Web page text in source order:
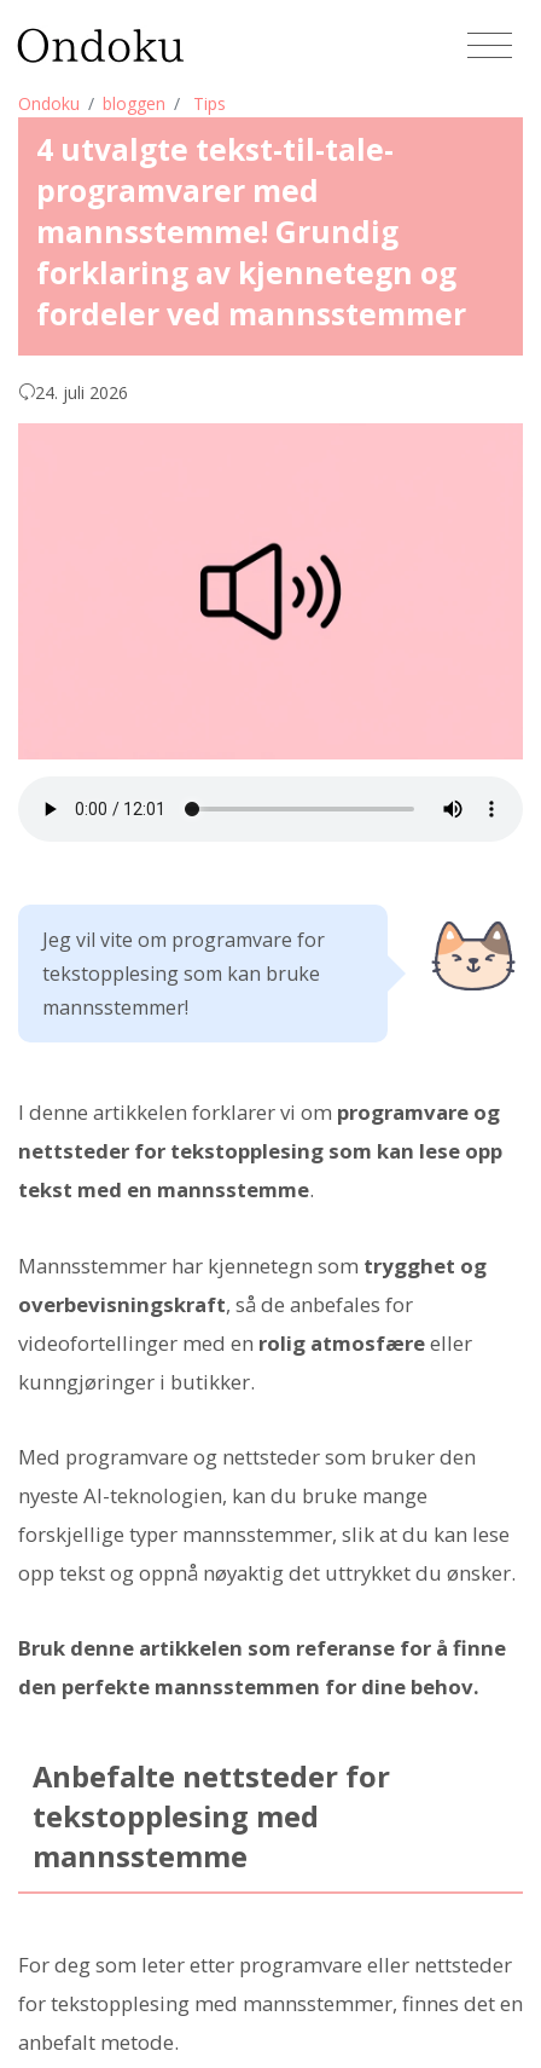
Ondoku bloggen Tips
4 utvalgte tekst-til-tale-
programvarer med
mannsstemme! Grundig
forklaring av kjennetegn og
fordeler ved mannsstemmer
24. juli 2026
Jeg vil vite om programvare for
tekstopplesing som kan bruke
mannsstemmer!
I denne artikkelen forklarer vi om programvare og
nettsteder for tekstopplesing som kan lese opp
tekst med en mannsstemme.
Mannsstemmer har kjennetegn som trygghet og
overbevisningskraft, så de anbefales for
videofortellinger med en rolig atmosfæreeller
kunngjøringer i butikker.
Med programvare og nettsteder som bruker den
nyeste AI-teknologien, kan du bruke mange
forskjellige typer mannsstemmer, slik at du kan lese
opp tekst og oppnå nøyaktig det uttrykket du ønsker.
Bruk denne artikkelen som referanse for å finne
den perfekte mannsstemmen for dine behov.
Anbefalte nettsteder for
tekstopplesing med
mannsstemme
For deg som leter etter programvare eller nettsteder
for tekstopplesing med mannsstemmer, finnes det en
anbefalt metode.